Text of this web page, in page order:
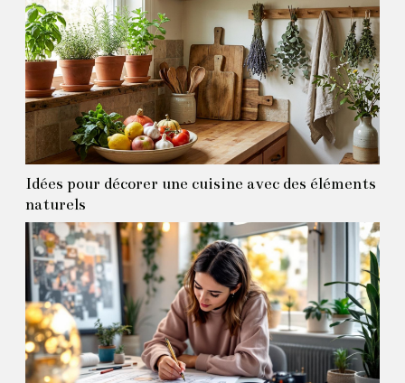
Idées pour décorer une cuisine avec des éléments
naturels